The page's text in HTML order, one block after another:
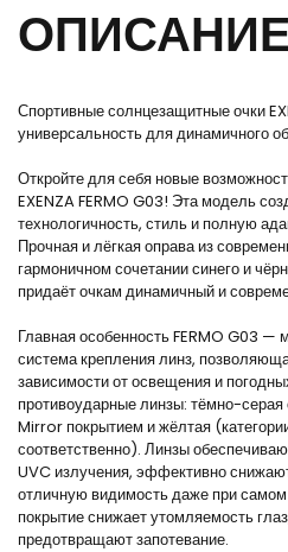
Спортивные солнцезащитные очки
универсальность для динамичного
Откройте для себя новые
EXENZA FERMO G03! Эта модель
технологичность, стиль и полную
Прочная и лёгкая оправа из
гармоничном сочетании синего и
придаёт очкам динамичный и
Главная особенность FERMO G03 —
система крепления линз,
зависимости от освещения и
противоударные линзы: тёмно-
Mirror покрытием и жёлтая
соответственно). Линзы
UVC излучения, эффективно
отличную видимость даже при
покрытие снижает утомляемость
предотвращают запотевание.